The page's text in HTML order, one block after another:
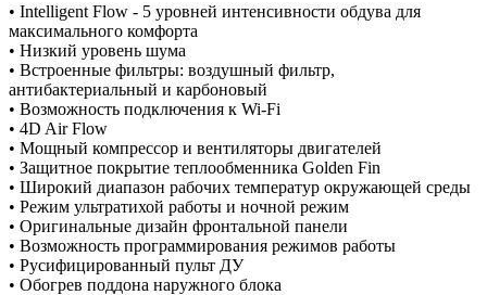
• Intelligent Flow - 5 уровней интенсивности обдува для
максимального комфорта
• Низкий уровень шума
• Встроенные фильтры: воздушный фильтр,
антибактериальный и карбоновый
• Возможность подключения к Wi-Fi
• 4D Air Flow
• Мощный компрессор и вентиляторы двигателей
• Защитное покрытие теплообменника Golden Fin
• Широкий диапазон рабочих температур окружающей среды
• Режим ультратихой работы и ночной режим
• Оригинальные дизайн фронтальной панели
• Возможность программирования режимов работы
• Русифицированный пульт ДУ
• Обогрев поддона наружного блока